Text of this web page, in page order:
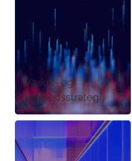
Vækst- og
markedsstrategi